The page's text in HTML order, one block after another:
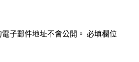
子郵件地址不會公開。 必填欄位